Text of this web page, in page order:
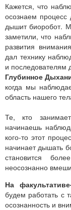
Кажется, что
осознаем
дышит биоробот.
заметили, что
развития
дал технику
и последователям
Глубинное
когда мы
область нашего
Те, кто
начинаешь
кого-то этот
начинает дышать
становится
неосознанно
На
будем работать с
осознанность и